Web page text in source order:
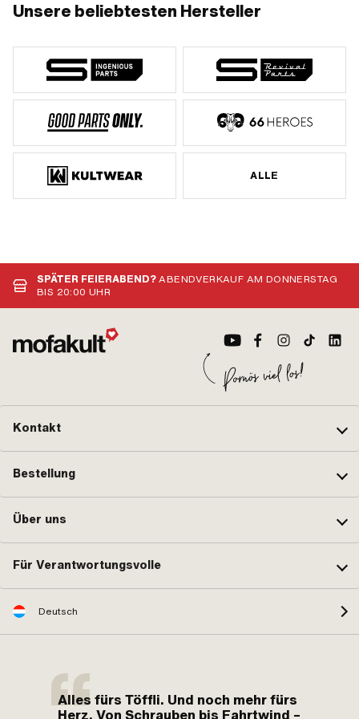
Unsere beliebtesten Hersteller
ALLE
SPÄTER FEIERABEND?ABENDVERKAUF AM DONNERSTAG
BIS 20:00 UHR
Kontakt
Bestellung
Über uns
Für Verantwortungsvolle
Deutsch
Alles fürs Töffli. Und noch mehr fürs
Herz. Von Schrauben bis Fahrtwind –